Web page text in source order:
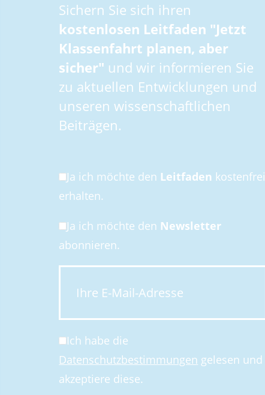
Sichern Sie sich ihren
kostenlosen Leitfaden "Jetzt
Klassenfahrt planen, aber
sicher" und wir informieren Sie
zu aktuellen Entwicklungen und
unseren wissenschaftlichen
Beiträgen.
Ja ich möchte den Leitfaden kostenfrei
erhalten.
Ja ich möchte den Newsletter
abonnieren.
Ich habe die
Datenschutzbestimmungen gelesen und
akzeptiere diese.